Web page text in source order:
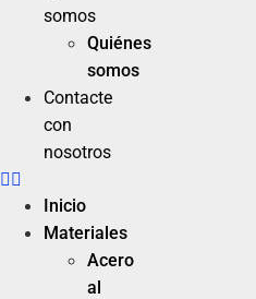
somos
Quiénes
somos
Contacte
con
nosotros
Inicio
Materiales
Acero
al